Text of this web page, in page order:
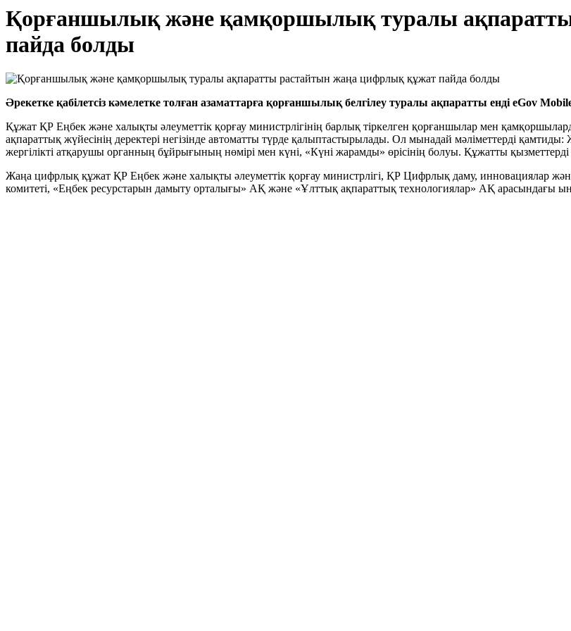
Қорғаншылық және қамқоршылық туралы
пайда болды
Әрекетке қабілетсіз кәмелетке толған азаматтарға қорғаншылық белгілеу туралы ақпаратты енді eGov
Құжат ҚР Еңбек және халықты әлеуметтік қорғау министрлігінің барлық тіркелген қорғаншылар мен
ақпараттық жүйесінің деректері негізінде автоматты түрде қалыптастырылады. Ол мынадай мәліметтерді
жергілікті атқарушы органның бұйрығының нөмірі мен күні, «Күні жарамды» өрісінің болуы. Құжатты қызметтерді
Жаңа цифрлық құжат ҚР Еңбек және халықты әлеуметтік қорғау министрлігі, ҚР Цифрлық даму, инновациялар және
комитеті, «Еңбек ресурстарын дамыту орталығы» АҚ және «Ұлттық ақпараттық технологиялар» АҚ арасындағы